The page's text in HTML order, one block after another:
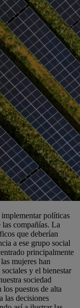
políticas
compañías. La
que deberían
a ese grupo social
principalmente
mujeres han
y el bienestar
sociedad
los puestos de alta
las decisiones